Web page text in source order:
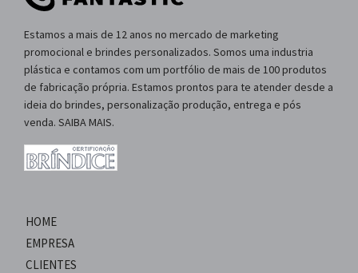
Estamos a mais de 12 anos no mercado de marketing
promocional e brindes personalizados. Somos uma industria
plástica e contamos com um portfólio de mais de 100 produtos
de fabricação própria. Estamos prontos para te atender desde a
ideia do brindes, personalização produção, entrega e pós
venda. SAIBA MAIS.
HOME
EMPRESA
CLIENTES